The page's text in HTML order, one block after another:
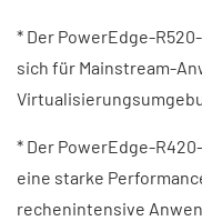
* Der PowerEdge-
sich für Mainstream-
* Der PowerEdge-
eine starke
rechenintensive